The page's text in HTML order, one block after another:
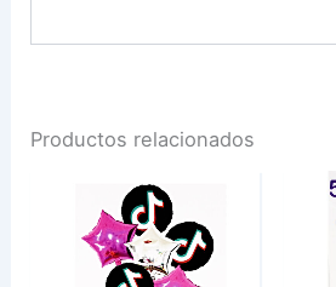
Productos relacionados